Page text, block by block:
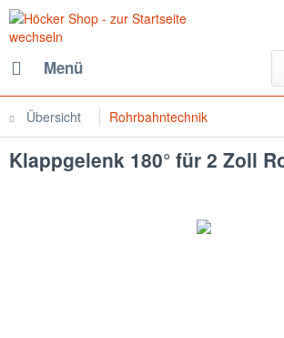
Menü
Übersicht Rohrbahntechnik
Klappgelenk 180° für 2 Zoll